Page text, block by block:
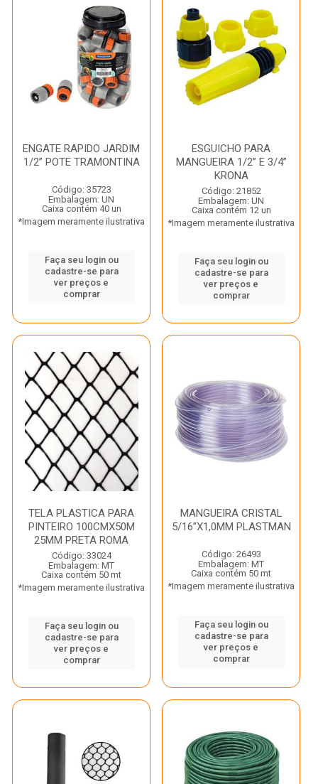
ENGATE RAPIDO JARDIM
1/2” POTE TRAMONTINA
Código: 35723
Embalagem: UN
Caixa contém 40 un
*Imagem meramente ilustrativa
Faça seu login ou
cadastre-se para
ver preços e
comprar
ESGUICHO PARA
MANGUEIRA 1/2” E 3/4”
KRONA
Código: 21852
Embalagem: UN
Caixa contém 12 un
*Imagem meramente ilustrativa
Faça seu login ou
cadastre-se para
ver preços e
comprar
TELA PLASTICA PARA
PINTEIRO 100CMX50M
25MM PRETA ROMA
Código: 33024
Embalagem: MT
Caixa contém 50 mt
*Imagem meramente ilustrativa
Faça seu login ou
cadastre-se para
ver preços e
comprar
MANGUEIRA CRISTAL
5/16”X1,0MM PLASTMAN
Código: 26493
Embalagem: MT
Caixa contém 50 mt
*Imagem meramente ilustrativa
Faça seu login ou
cadastre-se para
ver preços e
comprar